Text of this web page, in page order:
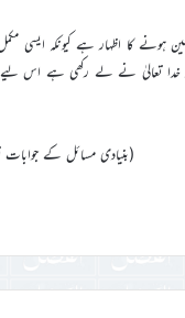
کا اظہار ہے کیونکہ ایسی مکمل
تعالیٰ نے لے رکھی ہے اس لیے
(بنیادی مسائل کے جوابات قسط ۸۴، مطبوعہ الفضل